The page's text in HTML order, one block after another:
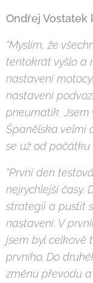
Ondřej Vostatek
"Myslím, že
tentokrát vyšlo a
nastavení
nastavení
pneumatik.
Španělska velmi
se už od počátku
"První den
nejrychlejší časy.
strategii a pustit
nastavení. V
jsem byl celkově
prvního. Do
změnu převodu